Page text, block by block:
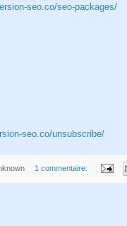
seo.co/seo-packages/
seo.co/unsubscribe/
1 commentaire: